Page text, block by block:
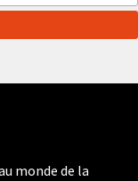
monde de la